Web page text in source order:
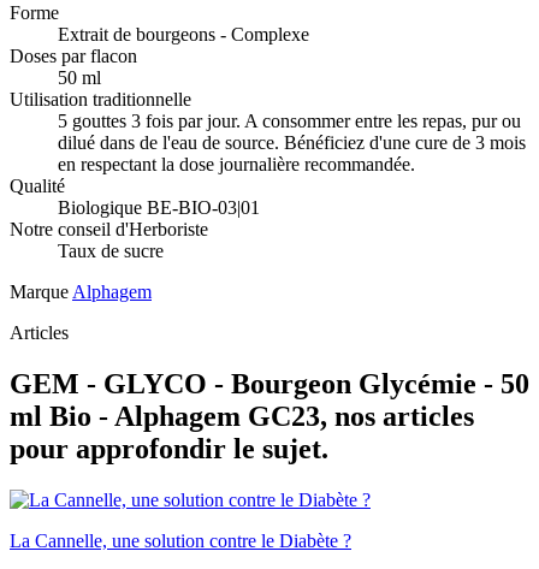
Forme
Extrait de bourgeons - Complexe
Doses par flacon
50 ml
Utilisation traditionnelle
5 gouttes 3 fois par jour. A consommer entre les repas, pur ou
dilué dans de l'eau de source. Bénéficiez d'une cure de 3 mois
en respectant la dose journalière recommandée.
Qualité
Biologique BE-BIO-03|01
Notre conseil d'Herboriste
Taux de sucre
Marque Alphagem
Articles
GEM - GLYCO - Bourgeon Glycémie - 50
ml Bio - Alphagem GC23, nos articles
pour approfondir le sujet.
La Cannelle, une solution contre le Diabète ?